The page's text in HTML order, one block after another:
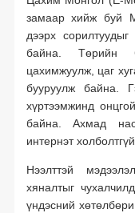
замаар хийж буй
дээрх
байна. Төрийн
цахимжуулж, цаг
бууруулж байна.
хүртээмжинд
байна. Ахмад
интернэт
Нээлттэй
хяналтыг
үндэсний